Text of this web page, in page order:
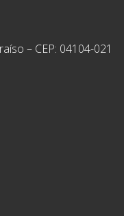
– CEP: 04104-021